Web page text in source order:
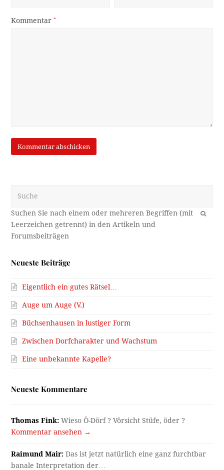
Kommentar*
OK
Neueste Beiträge
Eigentlich ein gutes Rätsel…
Auge um Auge (V.)
Büchsenhausen in lustiger Form
Zwischen Dorfcharakter und Wachstum
Eine unbekannte Kapelle?
Neueste Kommentare
Thomas Fink: Wieso Ö-Dörf ? Vörsicht Stüfe, öder ?
Kommentar ansehen →
Raimund Mair: Das ist jetzt natürlich eine ganz furchtbar
banale Interpretation der…